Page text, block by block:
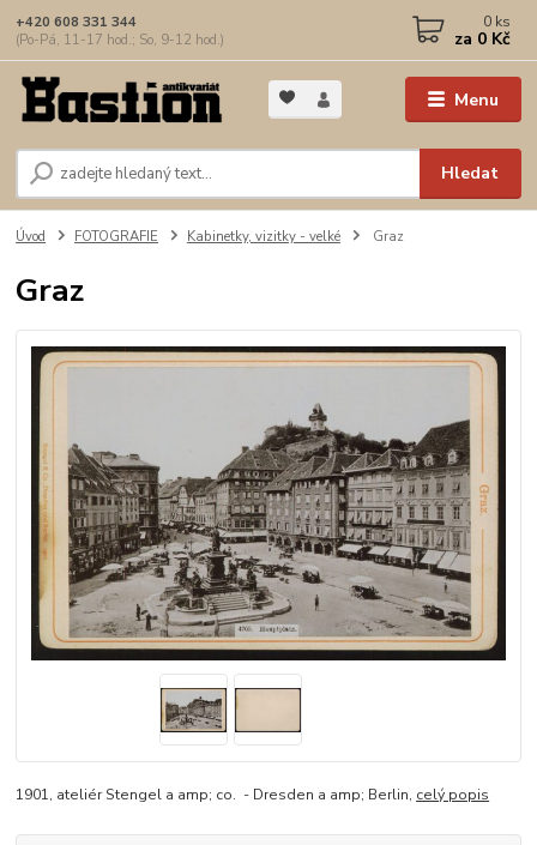
Menu
Hledat
+420 608 331 344
(Po-Pá, 11-17 hod.; So, 9-12 hod.)
0 ks
za 0 Kč
Úvod FOTOGRAFIE Kabinetky, vizitky - velké Graz
Graz
1901, ateliér Stengel a amp; co. - Dresden a amp; Berlin, celý popis